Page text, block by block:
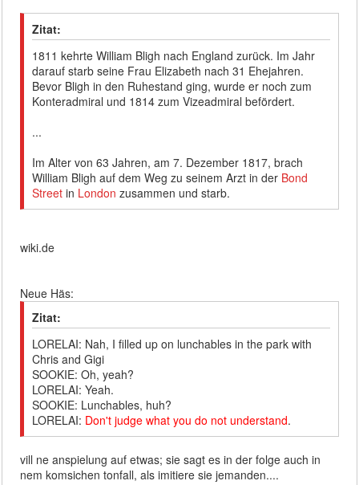
Zitat:
1811 kehrte William Bligh nach England zurück. Im Jahr
darauf starb seine Frau Elizabeth nach 31 Ehejahren.
Bevor Bligh in den Ruhestand ging, wurde er noch zum
Konteradmiral und 1814 zum Vizeadmiral befördert.
...
Im Alter von 63 Jahren, am 7. Dezember 1817, brach
William Bligh auf dem Weg zu seinem Arzt in der Bond
Street in London zusammen und starb.
wiki.de
Neue Häs:
Zitat:
LORELAI: Nah, I filled up on lunchables in the park with
Chris and Gigi
SOOKIE: Oh, yeah?
LORELAI: Yeah.
SOOKIE: Lunchables, huh?
LORELAI: Don't judge what you do not understand.
vill ne anspielung auf etwas; sie sagt es in der folge auch in
nem komsichen tonfall, als imitiere sie jemanden....